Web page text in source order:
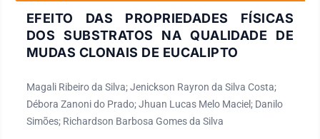
EFEITO DAS PROPRIEDADES FÍSICAS
DOS SUBSTRATOS NA QUALIDADE DE
MUDAS CLONAIS DE EUCALIPTO
Magali Ribeiro da Silva; Jenickson Rayron da Silva Costa;
Débora Zanoni do Prado; Jhuan Lucas Melo Maciel; Danilo
Simões; Richardson Barbosa Gomes da Silva